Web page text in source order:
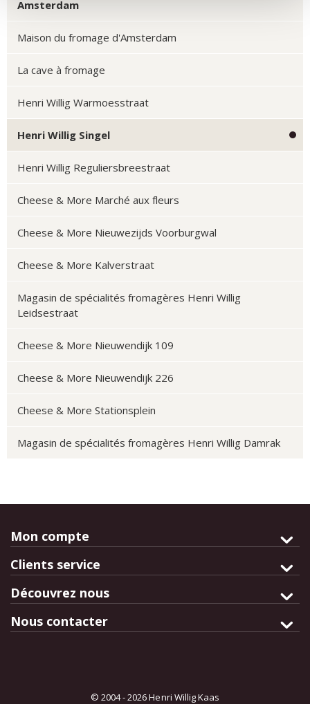
Amsterdam
Maison du fromage d'Amsterdam
La cave à fromage
Henri Willig Warmoesstraat
Henri Willig Singel
Henri Willig Reguliersbreestraat
Cheese & More Marché aux fleurs
Cheese & More Nieuwezijds Voorburgwal
Cheese & More Kalverstraat
Magasin de spécialités fromagères Henri Willig
Leidsestraat
Cheese & More Nieuwendijk 109
Cheese & More Nieuwendijk 226
Cheese & More Stationsplein
Magasin de spécialités fromagères Henri Willig Damrak
Mon compte
Clients service
Découvrez nous
Nous contacter
© 2004 - 2026 Henri Willig Kaas